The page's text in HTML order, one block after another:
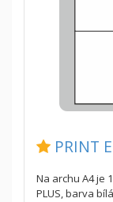
PRINT
Na archu A4 je
PLUS, barva